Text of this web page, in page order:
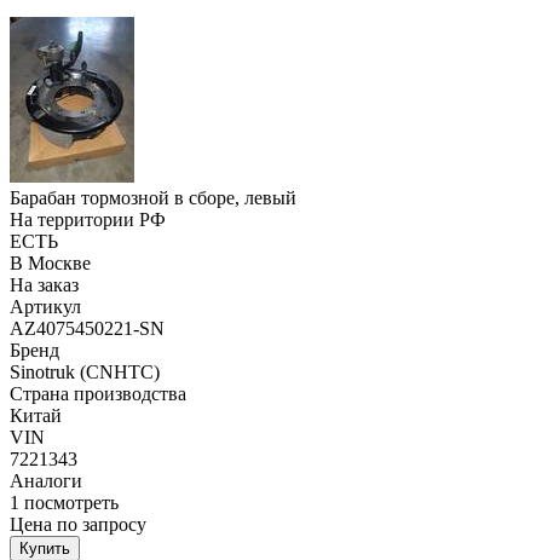
Барабан тормозной в сборе, левый
На территории РФ
ЕСТЬ
В Москве
На заказ
Артикул
AZ4075450221-SN
Бренд
Sinotruk (CNHTC)
Страна производства
Китай
VIN
7221343
Аналоги
1 посмотреть
Цена по запросу
Купить